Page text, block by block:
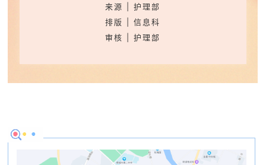
来源 | 护理部
排版 | 信息科
审核 | 护理部